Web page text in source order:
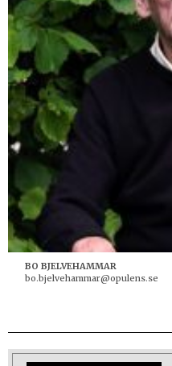
BO BJELVEHAMMAR
bo.bjelvehammar@opulens.se